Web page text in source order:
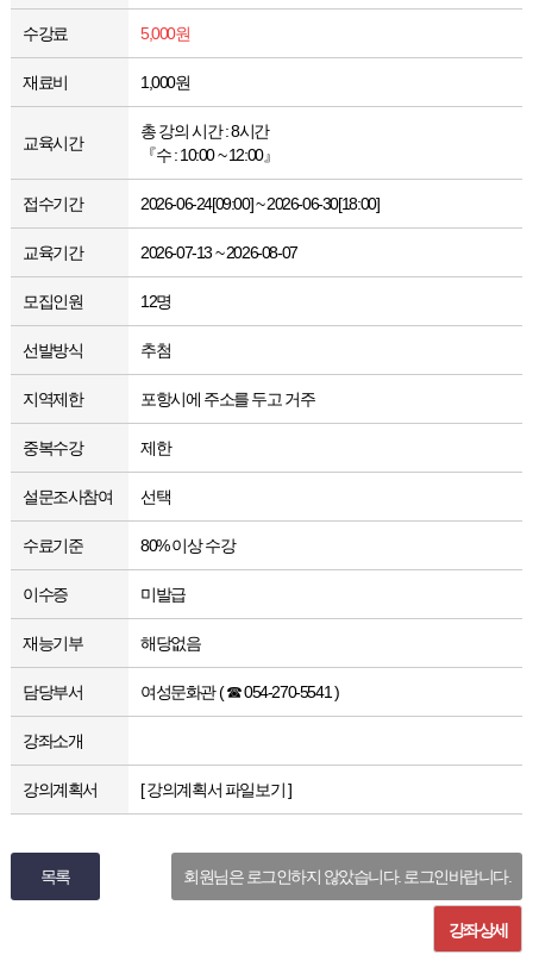
수강료 5,000원
재료비 1,000원
교육시간
총 강의 시간 : 8시간
『수 : 10:00 ~ 12:00』
접수기간 2026-06-24[09:00] ~ 2026-06-30[18:00]
교육기간 2026-07-13 ~ 2026-08-07
모집인원 12명
선발방식 추첨
지역제한 포항시에 주소를 두고 거주
중복수강 제한
설문조사참여 선택
수료기준 80% 이상 수강
이수증 미발급
재능기부 해당없음
담당부서 여성문화관 ( ☎ 054-270-5541 )
강좌소개
강의계획서 [ 강의계획서 파일보기 ]
목록 회원님은 로그인하지 않았습니다. 로그인바랍니다.
강좌상세